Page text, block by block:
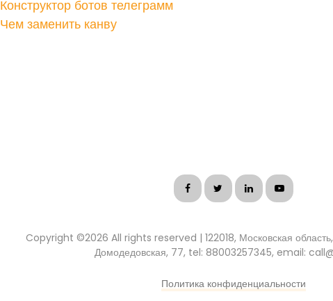
Конструктор ботов телеграмм
Чем заменить канву
Copyright ©2026 All rights reserved | 122018, Московская
Домодедовская, 77, tel: 88003257345, email:
Политика конфиденциальности